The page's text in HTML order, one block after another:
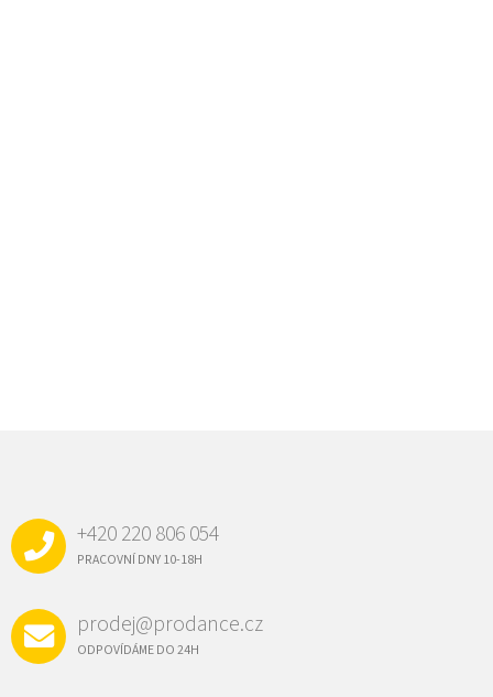
+420 220 806 054
PRACOVNÍ DNY 10-18H
prodej@prodance.cz
ODPOVÍDÁME DO 24H